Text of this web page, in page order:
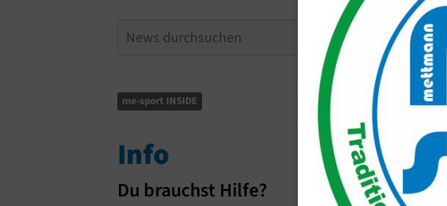
me-sport INSIDE
Info
Du brauchst Hilfe?